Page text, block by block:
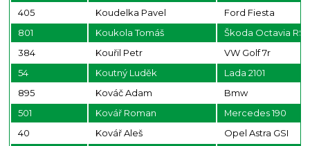
405
Koudelka Pavel
Ford Fiesta
801
Koukola Tomáš
Škoda Octavia RS
384
Kouřil Petr
VW Golf 7r
54
Koutný Luděk
Lada 2101
895
Kováč Adam
Bmw
501
Kovář Roman
Mercedes 190
40
Kovář Aleš
Opel Astra GSI